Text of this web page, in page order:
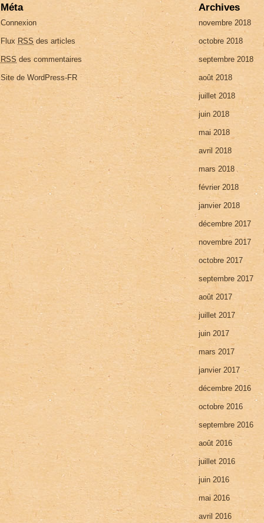
Méta
Connexion
Flux RSS des articles
RSS des commentaires
Site de WordPress-FR
Archives
novembre 2018
octobre 2018
septembre 2018
août 2018
juillet 2018
juin 2018
mai 2018
avril 2018
mars 2018
février 2018
janvier 2018
décembre 2017
novembre 2017
octobre 2017
septembre 2017
août 2017
juillet 2017
juin 2017
mars 2017
janvier 2017
décembre 2016
octobre 2016
septembre 2016
août 2016
juillet 2016
juin 2016
mai 2016
avril 2016